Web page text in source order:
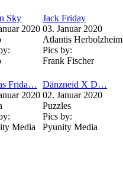
Sky
2020
Jack Friday
03. Januar 2020
Atlantis Herbolzheim
Pics by:
Frank Fischer
Frida…
2020
Media
Dänzneid X D…
02. Januar 2020
Puzzles
Pics by:
Pyunity Media